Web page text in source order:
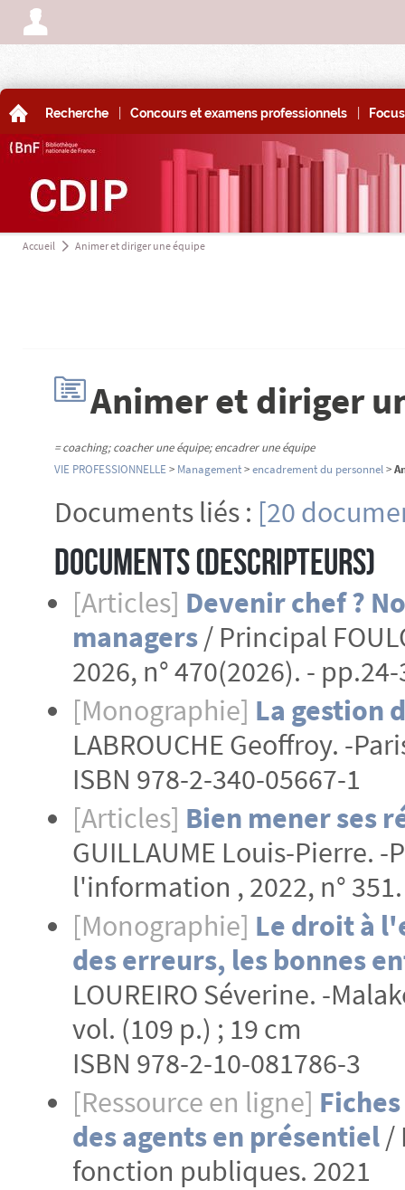
A
A Recherche | Concours et examens professionnels | Focus
Accueil a Animer et diriger une équipe
HAnimer et diriger
= coaching; coacher une équipe; encadrer une équipe
VIE PROFESSIONNELLE> Management>encadrement du personnel>
Documents liés : [20
Documents (Descripteurs)
[Articles] Devenir chef ?
managers/ Principal
2026, n° 470(2026). -
[Monographie] La gestion
LABROUCHE Geoffroy. -
ISBN 978-2-340-05667-1
[Articles] Bien mener ses
GUILLAUME Louis-Pierre.
l'information , 2022, n°
[Monographie] Le droit à
des erreurs, les bonnes
LOUREIRO Séverine. -
vol. (109 p.) ; 19 cm
ISBN 978-2-10-081786-3
[Ressource en ligne]
des agents en présentiel/
fonction publiques. 2021